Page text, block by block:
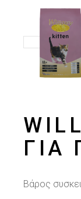
ΓΙΑ
Βάρος